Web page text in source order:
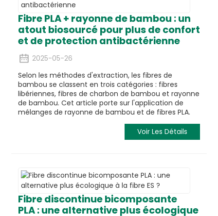
Fibre PLA + rayonne de bambou : un
atout biosourcé pour plus de confort
et de protection antibactérienne
2025-05-26
Selon les méthodes d'extraction, les fibres de
bambou se classent en trois catégories : fibres
libériennes, fibres de charbon de bambou et rayonne
de bambou. Cet article porte sur l'application de
mélanges de rayonne de bambou et de fibres PLA.
Voir Les Détails
Fibre discontinue bicomposante
PLA : une alternative plus écologique